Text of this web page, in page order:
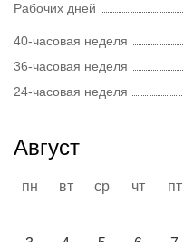
Рабочих дней
40-часовая неделя
36-часовая неделя
24-часовая неделя
Август
пн вт ср чт пт